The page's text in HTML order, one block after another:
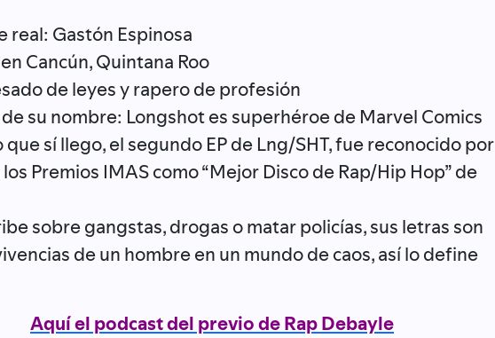
real: Gastón Espinosa
Cancún, Quintana Roo
de leyes y rapero de profesión
su nombre: Longshot es superhéroe de Marvel Comics
que sí llego, el segundo EP de Lng/SHT, fue reconocido por
Premios IMAS como “Mejor Disco de Rap/Hip Hop” de
sobre gangstas, drogas o matar policías, sus letras son
de un hombre en un mundo de caos, así lo define
Aquí el podcast del previo de Rap Debayle